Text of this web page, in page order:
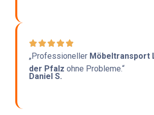
„Professioneller Möbeltransport
der Pfalz ohne Probleme.“
Daniel S.